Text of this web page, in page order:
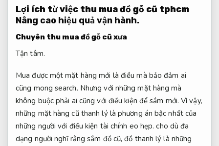
Lợi ích từ việc thu mua đồ gỗ cũ tphcm
Nâng cao hiệu quả vận hành.
Chuyên thu mua đồ gỗ cũ xưa
Tận tâm.
Mua được một mặt hàng mới là điều mà bảo đảm ai
cũng mong search. Nhưng với những mặt hàng mà
không buộc phải ai cũng với điều kiện để sắm mới. Vì vậy,
những mặt hàng cũ thanh lý là phương án bậc nhất của
những người với điều kiện tài chính eo hẹp. cho dù đa
dạng người nghĩ rằng sắm đồ cũ, đồ thanh lý là những